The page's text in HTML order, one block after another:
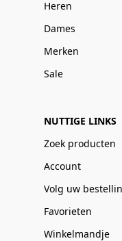
Heren
Dames
Merken
Sale
NUTTIGE LINKS
Zoek producten
Account
Volg uw
Favorieten
Winkelmandje